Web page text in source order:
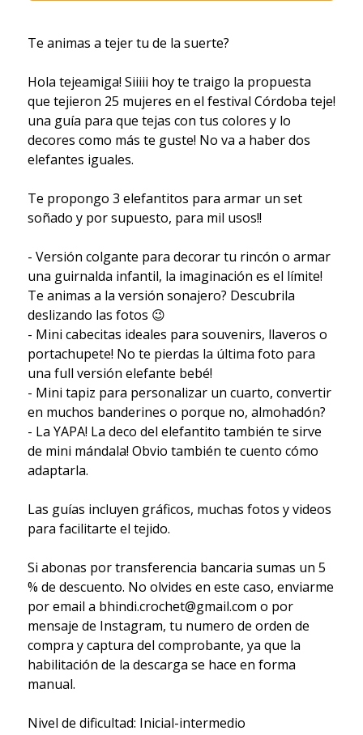
Te animas a tejer tu de la suerte?
Hola tejeamiga! Siiiii hoy te traigo la propuesta
que tejieron 25 mujeres en el festival Córdoba teje!
una guía para que tejas con tus colores y lo
decores como más te guste! No va a haber dos
elefantes iguales.
Te propongo 3 elefantitos para armar un set
soñado y por supuesto, para mil usos!!
- Versión colgante para decorar tu rincón o armar
una guirnalda infantil, la imaginación es el límite!
Te animas a la versión sonajero? Descubrila
deslizando las fotos 😉
- Mini cabecitas ideales para souvenirs, llaveros o
portachupete! No te pierdas la última foto para
una full versión elefante bebé!
- Mini tapiz para personalizar un cuarto, convertir
en muchos banderines o porque no, almohadón?
- La YAPA! La deco del elefantito también te sirve
de mini mándala! Obvio también te cuento cómo
adaptarla.
Las guías incluyen gráficos, muchas fotos y videos
para facilitarte el tejido.
Si abonas por transferencia bancaria sumas un 5
% de descuento. No olvides en este caso, enviarme
por email a bhindi.crochet@gmail.com o por
mensaje de Instagram, tu numero de orden de
compra y captura del comprobante, ya que la
habilitación de la descarga se hace en forma
manual.
Nivel de dificultad: Inicial-intermedio